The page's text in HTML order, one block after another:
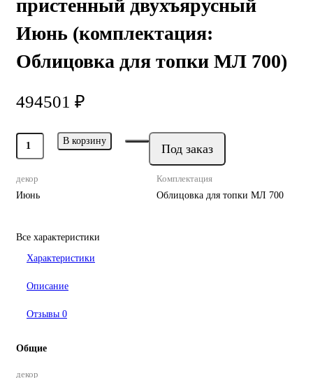
пристенный двухъярусный
Июнь (комплектация:
Облицовка для топки МЛ 700)
494501 ₽
В корзину
Под заказ
декор
Июнь
Комплектация
Облицовка для топки МЛ 700
Все характеристики
Характеристики
Описание
Отзывы 0
Общие
декор